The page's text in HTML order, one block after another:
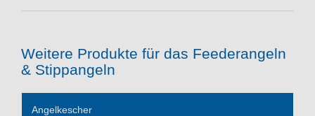
Weitere Produkte für das Feederangeln
& Stippangeln
Angelkescher